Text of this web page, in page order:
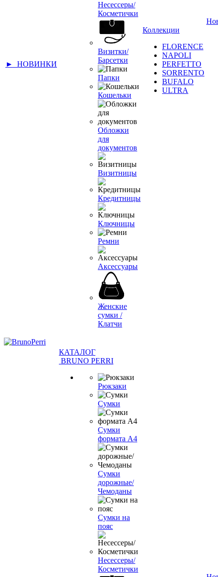
► НОВИНКИ
Несессеры/
Косметички
Визитки/
Барсетки
Папки
Кошельки
Обложки
для
документов
Визитницы
Кредитницы
Ключницы
Ремни
Аксессуары
Женские
сумки /
Клатчи
Коллекции
FLORENCE
NAPOLI
PERFETTO
SORRENTO
BUFALO
ULTRA
КАТАЛОГ
BRUNO PERRI
Рюкзаки
Сумки
Сумки
формата А4
Сумки
дорожные/
Чемоданы
Сумки на
пояс
Несессеры/
Косметички